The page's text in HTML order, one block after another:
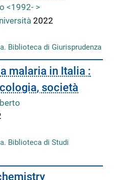
<1992- >
2022
Biblioteca di Giurisprudenza
malaria in Italia :
società
Biblioteca di Studi